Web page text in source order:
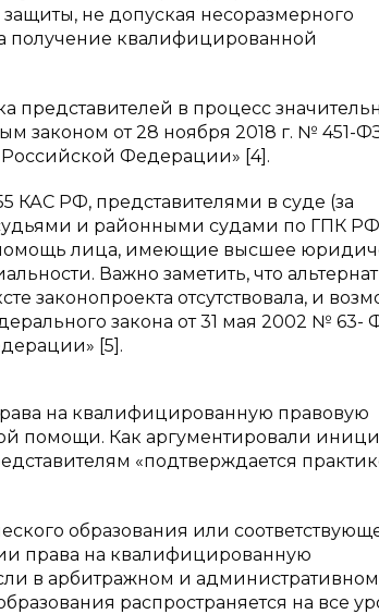
не допуская несоразмерного
получение квалифицированной
представителей в процесс
законом от 28 ноября 2018 г. № 451-
Федерации» [4].
КАС РФ, представителями в суде (за
и районными судами по ГПК
лица, имеющие высшее
Важно заметить, что
законопроекта отсутствовала, и
закона от 31 мая 2002 № 63-
[5].
на квалифицированную правовую
помощи. Как аргументировали
«подтверждается
образования или
права на квалифицированную
в арбитражном и административном
распространяется на все